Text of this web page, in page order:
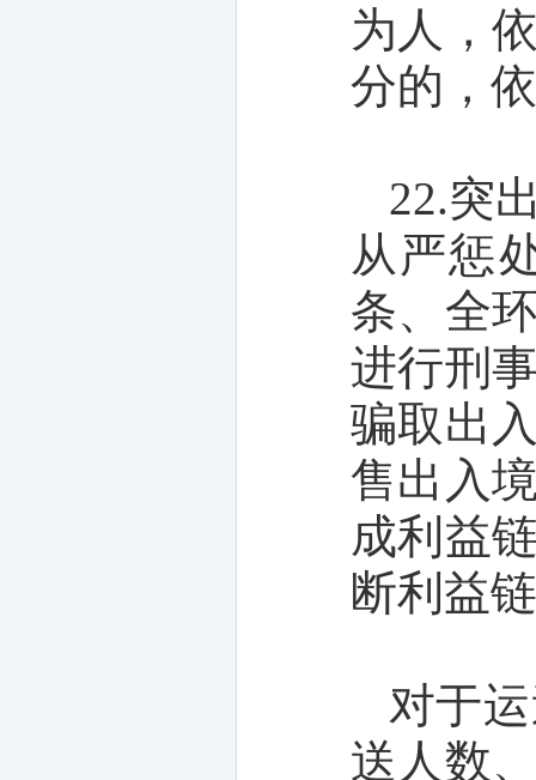
为人，
分的，
22.突
从严惩
条、全
进行刑
骗取出
售出入
成利益
断利益
对于
送人数